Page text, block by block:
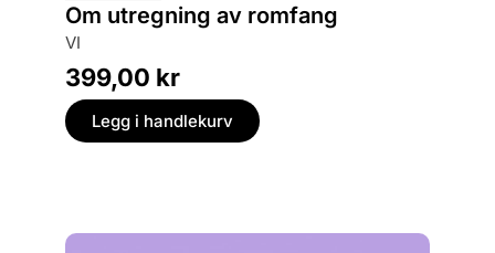
Om utregning av romfang
VI
399,00 kr
Legg i handlekurv